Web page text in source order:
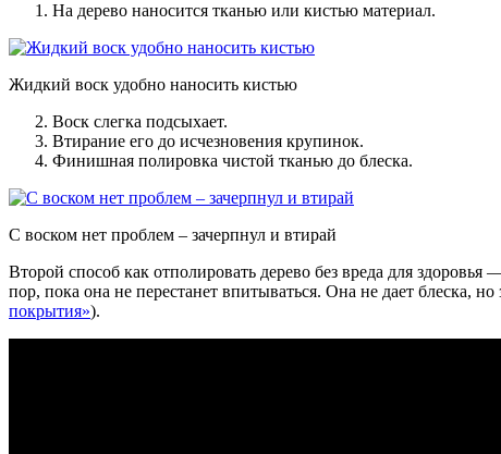
На дерево наносится тканью или кистью материал.
Жидкий воск удобно наносить кистью
Воск слегка подсыхает.
Втирание его до исчезновения крупинок.
Финишная полировка чистой тканью до блеска.
С воском нет проблем – зачерпнул и втирай
Второй способ как отполировать дерево без вреда для
пор, пока она не перестанет впитываться. Она не дает блеска,
покрытия»).